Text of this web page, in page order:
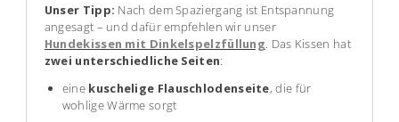
Unser Tipp: Nach dem Spaziergang ist Entspannung
angesagt – und dafür empfehlen wir unser
Hundekissen mit Dinkelspelzfüllung. Das Kissen hat
zwei unterschiedliche Seiten:
eine kuschelige Flauschlodenseite, die für
wohlige Wärme sorgt